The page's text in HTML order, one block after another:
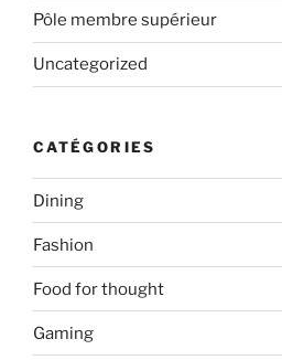
Pôle membre supérieur
Uncategorized
CATÉGORIES
Dining
Fashion
Food for thought
Gaming